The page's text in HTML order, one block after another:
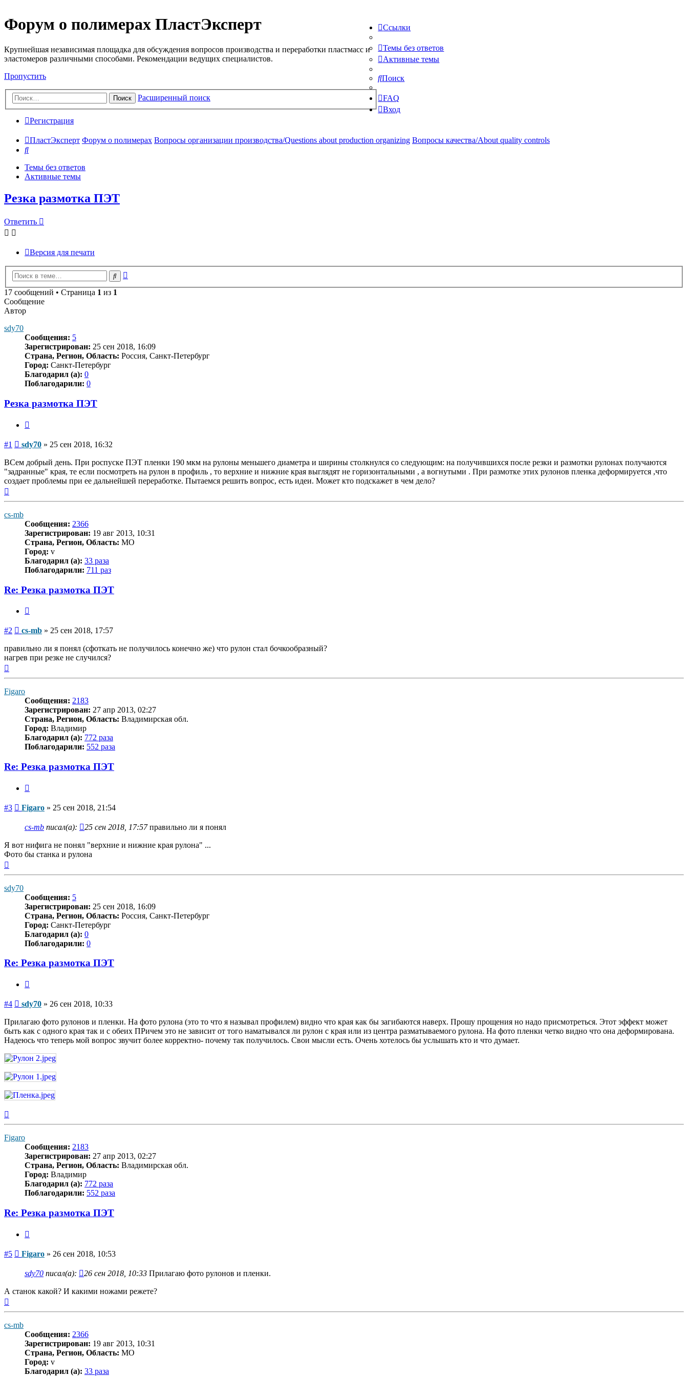
Форум о полимерах ПластЭксперт
Крупнейшая независимая площадка для обсуждения вопросов производства и переработки пластмасс и
эластомеров различными способами. Рекомендации ведущих специалистов.
Пропустить
Поиск Расширенный поиск
Ссылки
Темы без ответов
Активные темы
Поиск
FAQ
Вход
Регистрация
ПластЭксперт Форум о полимерах Вопросы организации производства/Questions about production organizing Вопросы качества/About quality controls
Поиск
Темы без ответов
Активные темы
Резка размотка ПЭТ
Ответить
Версия для печати
Поиск
17 сообщений • Страница 1 из 1
Сообщение
Автор
sdy70
Сообщения: 5
Зарегистрирован: 25 сен 2018, 16:09
Страна, Регион, Область: Россия, Санкт-Петербург
Город: Санкт-Петербург
Благодарил (а): 0
Поблагодарили: 0
Резка размотка ПЭТ
#1 Сообщение
sdy70 » 25 сен 2018, 16:32
ВСем добрый день. При роспуске ПЭТ пленки 190 мкм на рулоны меньшего диаметра и ширины столкнулся со следующим: на получившихся после резки и размотки рулонах получаются
"задранные" края, те если посмотреть на рулон в профиль , то верхние и нижние края выглядят не горизонтальными , а вогнутыми . При размотке этих рулонов пленка деформируется ,что
создает проблемы при ее дальнейшей переработке. Пытаемся решить вопрос, есть идеи. Может кто подскажет в чем дело?
cs-mb
Сообщения: 2366
Зарегистрирован: 19 авг 2013, 10:31
Страна, Регион, Область: MO
Город: v
Благодарил (а): 33 раза
Поблагодарили: 711 раз
Re: Резка размотка ПЭТ
#2 Сообщение
cs-mb » 25 сен 2018, 17:57
правильно ли я понял (сфоткать не получилось конечно же) что рулон стал бочкообразный?
нагрев при резке не случился?
Figaro
Сообщения: 2183
Зарегистрирован: 27 апр 2013, 02:27
Страна, Регион, Область: Владимирская обл.
Город: Владимир
Благодарил (а): 772 раза
Поблагодарили: 552 раза
Re: Резка размотка ПЭТ
#3 Сообщение
Figaro » 25 сен 2018, 21:54
cs-mb писал(а): 25 сен 2018, 17:57правильно ли я понял
Я вот нифига не понял "верхние и нижние края рулона" ...
Фото бы станка и рулона
sdy70
Сообщения: 5
Зарегистрирован: 25 сен 2018, 16:09
Страна, Регион, Область: Россия, Санкт-Петербург
Город: Санкт-Петербург
Благодарил (а): 0
Поблагодарили: 0
Re: Резка размотка ПЭТ
#4 Сообщение
sdy70 » 26 сен 2018, 10:33
Прилагаю фото рулонов и пленки. На фото рулона (это то что я называл профилем) видно что края как бы загибаются наверх. Прошу прощения но надо присмотреться. Этот эффект может
быть как с одного края так и с обеих ПРичем это не зависит от того наматывался ли рулон с края или из центра разматываемого рулона. На фото пленки четко видно что она деформирована.
Надеюсь что теперь мой вопрос звучит более корректно- почему так получилось. Свои мысли есть. Очень хотелось бы услышать кто и что думает.
Figaro
Сообщения: 2183
Зарегистрирован: 27 апр 2013, 02:27
Страна, Регион, Область: Владимирская обл.
Город: Владимир
Благодарил (а): 772 раза
Поблагодарили: 552 раза
Re: Резка размотка ПЭТ
#5 Сообщение
Figaro » 26 сен 2018, 10:53
sdy70 писал(а): 26 сен 2018, 10:33 Прилагаю фото рулонов и пленки.
А станок какой? И какими ножами режете?
cs-mb
Сообщения: 2366
Зарегистрирован: 19 авг 2013, 10:31
Страна, Регион, Область: MO
Город: v
Благодарил (а): 33 раза